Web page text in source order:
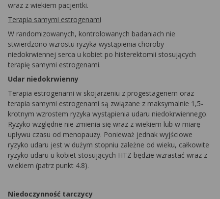
wraz z wiekiem pacjentki.
Terapia samymi estrogenami
W randomizowanych, kontrolowanych badaniach nie
stwierdzono wzrostu ryzyka wystąpienia choroby
niedokrwiennej serca u kobiet po histerektomii stosujących
terapię samymi estrogenami.
Udar niedokrwienny
Terapia estrogenami w skojarzeniu z progestagenem oraz
terapia samymi estrogenami są związane z maksymalnie 1,5-
krotnym wzrostem ryzyka wystąpienia udaru niedokrwiennego.
Ryzyko względne nie zmienia się wraz z wiekiem lub w miarę
upływu czasu od menopauzy. Ponieważ jednak wyjściowe
ryzyko udaru jest w dużym stopniu zależne od wieku, całkowite
ryzyko udaru u kobiet stosujących HTZ będzie wzrastać wraz z
wiekiem (patrz punkt 4.8).
Niedoczynność tarczycy